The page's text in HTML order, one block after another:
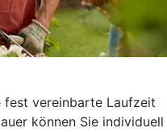
fest vereinbarte Laufzeit
können Sie individuell